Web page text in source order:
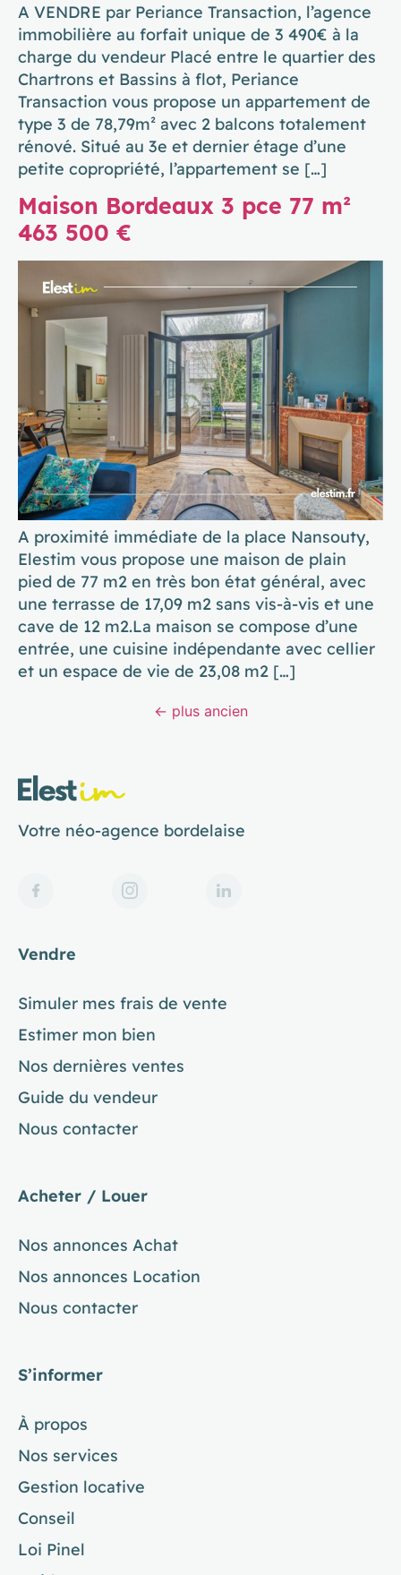
A VENDRE par Periance Transaction, l’agence
immobilière au forfait unique de 3 490€ à la
charge du vendeur Placé entre le quartier des
Chartrons et Bassins à flot, Periance
Transaction vous propose un appartement de
type 3 de 78,79m² avec 2 balcons totalement
rénové. Situé au 3e et dernier étage d’une
petite copropriété, l’appartement se […]
Maison Bordeaux 3 pce 77 m²
463 500 €
A proximité immédiate de la place Nansouty,
Elestim vous propose une maison de plain
pied de 77 m2 en très bon état général, avec
une terrasse de 17,09 m2 sans vis-à-vis et une
cave de 12 m2.La maison se compose d’une
entrée, une cuisine indépendante avec cellier
et un espace de vie de 23,08 m2 […]
← plus ancien
Votre néo-agence bordelaise
Vendre
Simuler mes frais de vente
Estimer mon bien
Nos dernières ventes
Guide du vendeur
Nous contacter
Acheter / Louer
Nos annonces Achat
Nos annonces Location
Nous contacter
S’informer
À propos
Nos services
Gestion locative
Conseil
Loi Pinel